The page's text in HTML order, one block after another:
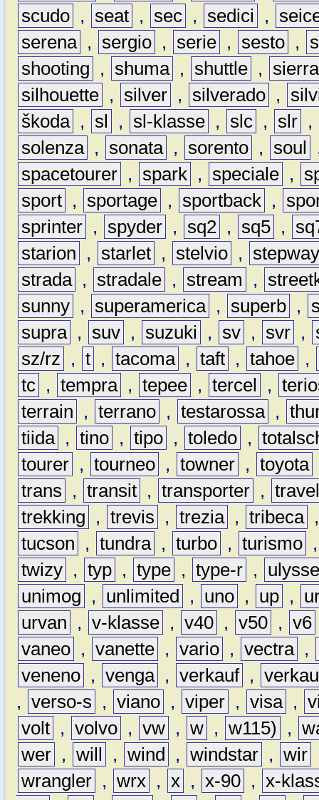
scudo , seat , sec , sedici ,
serena , sergio , serie , sesto ,
shooting
, shuma , shuttle ,
sierra
silhouette , silver , silverado ,
škoda , sl , sl-klasse , slc , slr ,
solenza , sonata , sorento , soul
spacetourer , spark , speciale ,
sport , sportage , sportback ,
sprinter , spyder , sq2 , sq5 ,
starion
, starlet , stelvio ,
strada , stradale , stream ,
sunny , superamerica , superb ,
supra , suv , suzuki , sv , svr ,
sz/rz
, t , tacoma , taft , tahoe ,
tc , tempra , tepee , tercel ,
terrain
, terrano , testarossa ,
tiida , tino , tipo , toledo ,
tourer , tourneo , towner , toyota
trans
, transit , transporter ,
trekking
, trevis , trezia , tribeca
tucson
, tundra , turbo , turismo
twizy , typ , type , type-r ,
unimog
, unlimited , uno , up ,
urvan
, v-klasse , v40 , v50 , v6
vaneo , vanette , vario , vectra ,
veneno , venga , verkauf ,
, verso-s , viano , viper , visa ,
volt , volvo , vw , w , w115) ,
wer , will , wind , windstar , wir
wrangler , wrx , x , x-90 , x-